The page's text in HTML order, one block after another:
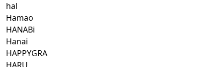
hal
Hamao
HANABi
Hanai
HAPPYGRA